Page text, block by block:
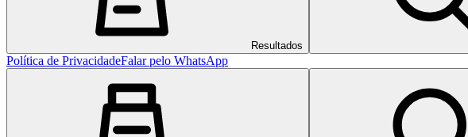
Resultados
Política de PrivacidadeFalar pelo WhatsApp